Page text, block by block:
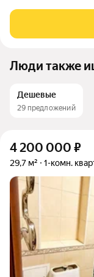
Гардеробная.
"черновые" работы
Люди также
Дешевые
29 предложений
4 200 000 ₽
29,7 м² 1-комн.